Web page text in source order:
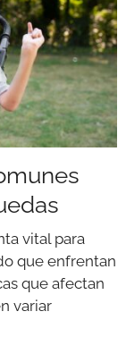
vital para
que enfrentan
que afectan
variar